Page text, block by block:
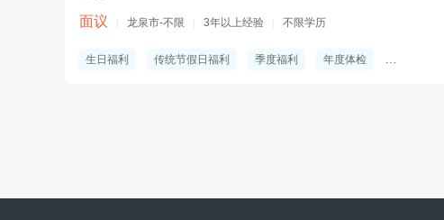
面议 龙泉市-不限 3年以上经验 不限学历
生日福利 传统节假日福利 季度福利 年度体检 不定期部门